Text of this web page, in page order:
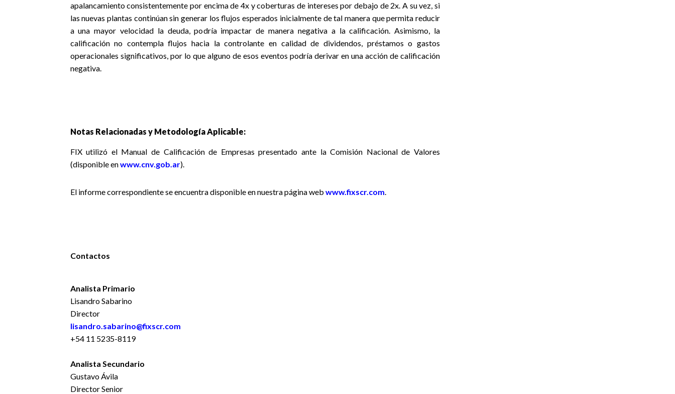
apalancamiento consistentemente por encima de 4x y coberturas de intereses por debajo de 2x. A su vez, si
las nuevas plantas continúan sin generar los flujos esperados inicialmente de tal manera que permita reducir
a una mayor velocidad la deuda, podría impactar de manera negativa a la calificación. Asimismo, la
calificación no contempla flujos hacia la controlante en calidad de dividendos, préstamos o gastos
operacionales significativos, por lo que alguno de esos eventos podría derivar en una acción de calificación
negativa.
Notas Relacionadas y Metodología Aplicable:
FIX utilizó el Manual de Calificación de Empresas presentado ante la Comisión Nacional de Valores
(disponible enwww.cnv.gob.ar).
El informe correspondiente se encuentra disponibleen nuestra página web www.fixscr.com.
Contactos
Analista Primario
Lisandro Sabarino
Director
lisandro.sabarino@fixscr.com
+54 11 5235-8119
Analista Secundario
Gustavo Ávila
Director Senior